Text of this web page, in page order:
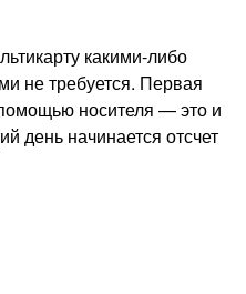
какими-либо
не требуется. Первая
носителя — это и
день начинается отсчет